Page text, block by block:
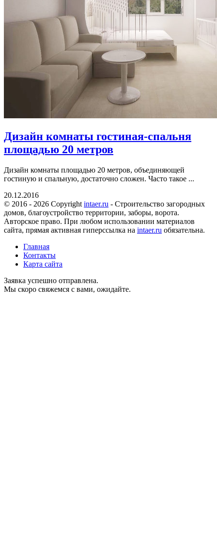
Дизайн комнаты гостиная-спальня
площадью 20 метров
Дизайн комнаты площадью 20 метров, объединяющей
гостиную и спальную, достаточно сложен. Часто такое ...
20.12.2016
© 2016 - 2026 Copyright intaer.ru - Cтроительство загородных
домов, благоустройство территории, заборы, ворота.
Авторское право. При любом использовании материалов
сайта, прямая активная гиперссылка на intaer.ru обязательна.
Главная
Контакты
Карта сайта
Заявка успешно отправлена.
Мы скоро свяжемся с вами, ожидайте.